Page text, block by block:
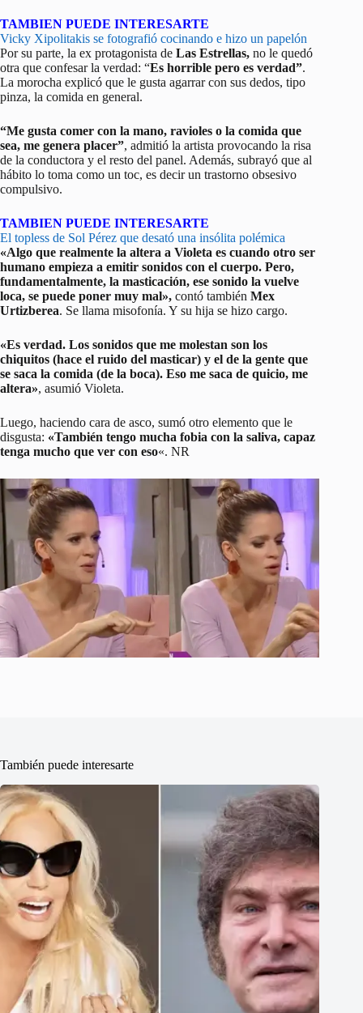
TAMBIEN PUEDE INTERESARTE
Vicky Xipolitakis se fotografió cocinando e hizo un papelón
Por su parte, la ex protagonista de Las Estrellas, no le quedó
otra que confesar la verdad: “Es horrible pero es verdad”.
La morocha explicó que le gusta agarrar con sus dedos, tipo
pinza, la comida en general.
“Me gusta comer con la mano, ravioles o la comida que
sea, me genera placer”, admitió la artista provocando la risa
de la conductora y el resto del panel. Además, subrayó que al
hábito lo toma como un toc, es decir un trastorno obsesivo
compulsivo.
TAMBIEN PUEDE INTERESARTE
El topless de Sol Pérez que desató una insólita polémica
«Algo que realmente la altera a Violeta es cuando otro ser
humano empieza a emitir sonidos con el cuerpo. Pero,
fundamentalmente, la masticación, ese sonido la vuelve
loca, se puede poner muy mal», contó también Mex
Urtizberea. Se llama misofonía. Y su hija se hizo cargo.
«Es verdad. Los sonidos que me molestan son los
chiquitos (hace el ruido del masticar) y el de la gente que
se saca la comida (de la boca). Eso me saca de quicio, me
altera», asumió Violeta.
Luego, haciendo cara de asco, sumó otro elemento que le
disgusta: «También tengo mucha fobia con la saliva, capaz
tenga mucho que ver con eso«. NR
También puede interesarte